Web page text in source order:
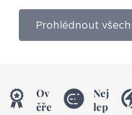
Prohlédnout
Ov
ěře
Nej
lep